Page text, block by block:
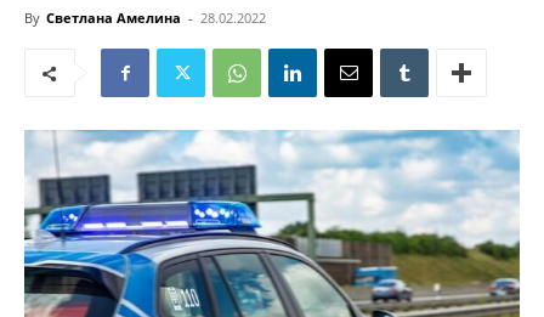
By Светлана Амелина - 28.02.2022